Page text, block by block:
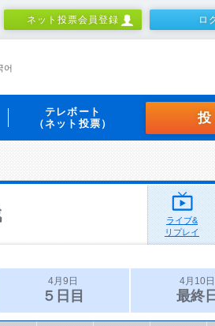
ネット投票会員登録 ロ
어
テレボート
（ネット投票）
ライブ&
リプレイ
4月9日
５日目
4月10日
最終日